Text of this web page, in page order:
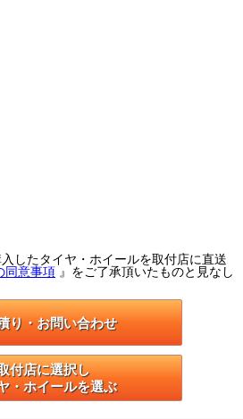
したタイヤ・ホイールを取付店に直送
同意事項 』をご了承頂いたものと見なし
り・お問い合わせ
付店に選択し
・ホイールを選ぶ